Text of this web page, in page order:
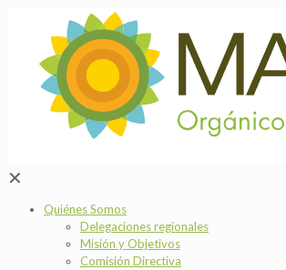
✕
Quiénes Somos
Delegaciones regionales
Misión y Objetivos
Comisión Directiva